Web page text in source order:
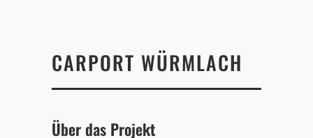
CARPORT WÜRMLACH
Über das Projekt